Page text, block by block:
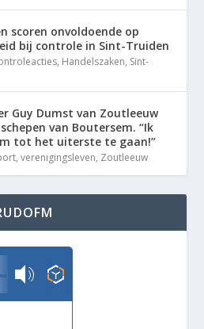
scoren onvoldoende op
bij controle in Sint-Truiden
, Handelszaken, Sint-
Guy Dumst van Zoutleeuw
van Boutersem. “Ik
tot het uiterste te gaan!”
,verenigingsleven, Zoutleeuw
TrudoFM